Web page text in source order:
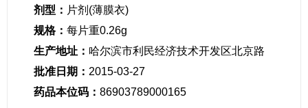
剂型： 片剂(薄膜衣)
规格： 每片重0.26g
生产地址： 哈尔滨市利民经济技术开发区北京路
批准日期： 2015-03-27
药品本位码： 86903789000165